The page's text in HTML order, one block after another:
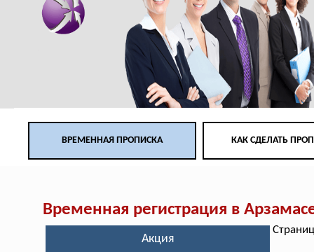
ВРЕМЕННАЯ ПРОПИСКА КАК СДЕЛАТЬ
Временная регистрация в
Акция